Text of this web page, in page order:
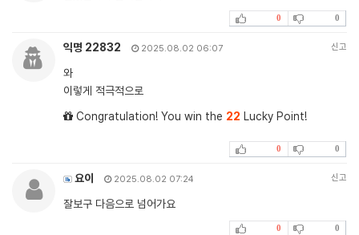
0 0
익명 22832 2025.08.02 06:07 신고
와
이렇게 적극적으로
Congratulation! You win the 22 Lucky Point!
0 0
요이 2025.08.02 07:24 신고
잘보구 다음으로 넘어가요
0 0